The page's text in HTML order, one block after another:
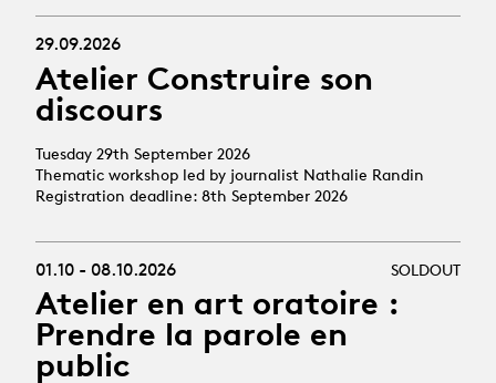
29.09.2026
Atelier Construire son
discours
Tuesday 29th September 2026
Thematic workshop led by journalist Nathalie Randin
Registration deadline: 8th September 2026
SOLDOUT
01.10 - 08.10.2026
Atelier en art oratoire :
Prendre la parole en
public